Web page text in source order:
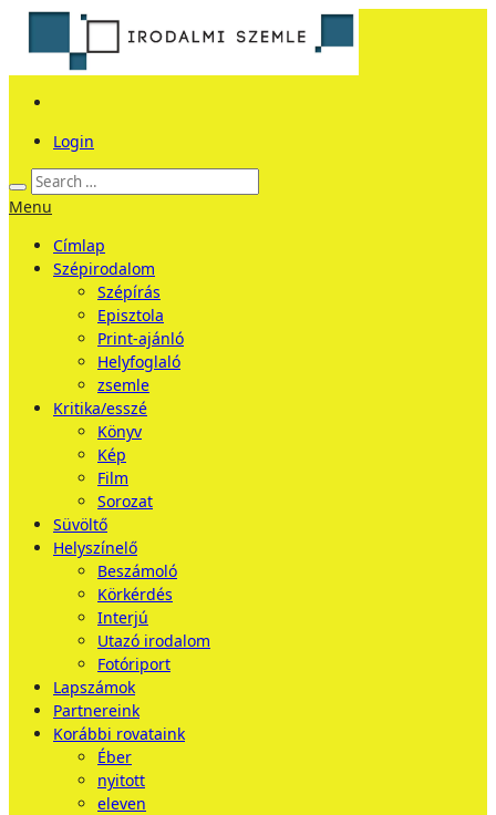
Login
Menu
Címlap
Szépirodalom
Szépírás
Episztola
Print-ajánló
Helyfoglaló
zsemle
Kritika/esszé
Könyv
Kép
Film
Sorozat
Süvöltő
Helyszínelő
Beszámoló
Körkérdés
Interjú
Utazó irodalom
Fotóriport
Lapszámok
Partnereink
Korábbi rovataink
Éber
nyitott
eleven